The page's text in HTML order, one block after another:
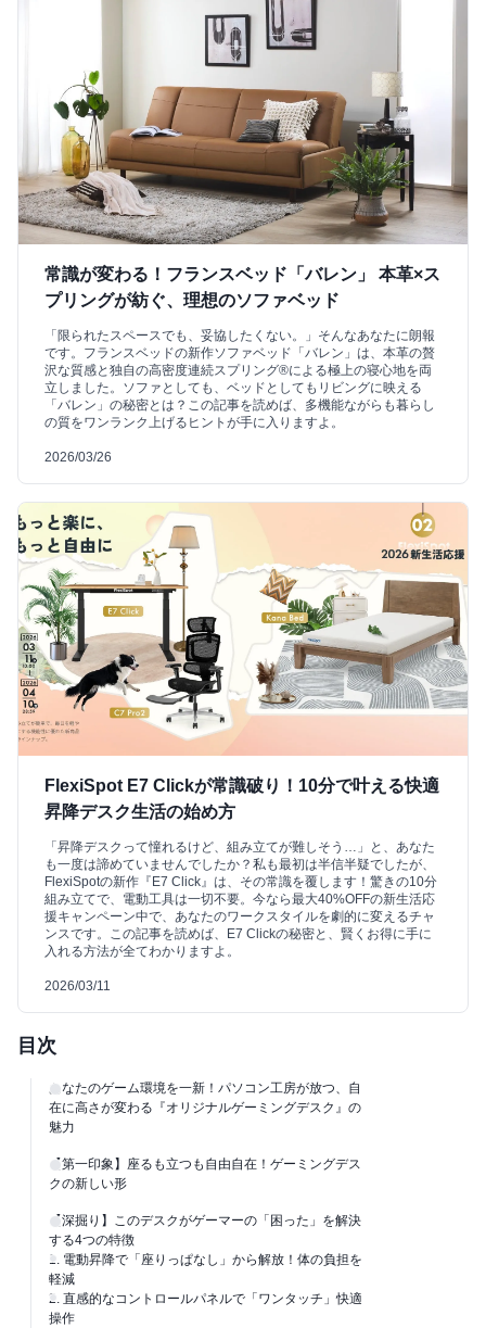
常識が変わる！フランスベッド「バレン」 本革×ス
プリングが紡ぐ、理想のソファベッド
「限られたスペースでも、妥協したくない。」そんなあなたに朗報
です。フランスベッドの新作ソファベッド「バレン」は、本革の贅
沢な質感と独自の高密度連続スプリング®による極上の寝心地を両
立しました。ソファとしても、ベッドとしてもリビングに映える
「バレン」の秘密とは？この記事を読めば、多機能ながらも暮らし
の質をワンランク上げるヒントが手に入りますよ。
2026/03/26
FlexiSpot E7 Clickが常識破り！10分で叶える快適
昇降デスク生活の始め方
「昇降デスクって憧れるけど、組み立てが難しそう…」と、あなた
も一度は諦めていませんでしたか？私も最初は半信半疑でしたが、
FlexiSpotの新作『E7 Click』は、その常識を覆します！驚きの10分
組み立てで、電動工具は一切不要。今なら最大40%OFFの新生活応
援キャンペーン中で、あなたのワークスタイルを劇的に変えるチャ
ンスです。この記事を読めば、E7 Clickの秘密と、賢くお得に手に
入れる方法が全てわかりますよ。
2026/03/11
目次
あなたのゲーム環境を一新！パソコン工房が放つ、自
在に高さが変わる『オリジナルゲーミングデスク』の
魅力
【第一印象】座るも立つも自由自在！ゲーミングデス
クの新しい形
【深掘り】このデスクがゲーマーの「困った」を解決
する4つの特徴
1. 電動昇降で「座りっぱなし」から解放！体の負担を
軽減
2. 直感的なコントロールパネルで「ワンタッチ」快適
操作